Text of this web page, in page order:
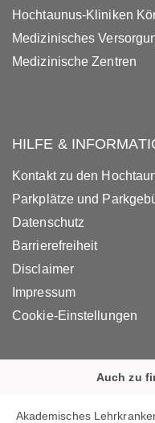
Hochtaunus-Kliniken
Medizinisches
Medizinische Zentren
HILFE &
Kontakt zu den
Parkplätze und
Datenschutz
Barrierefreiheit
Disclaimer
Impressum
Cookie-Einstellungen
Auch zu
Akademisches